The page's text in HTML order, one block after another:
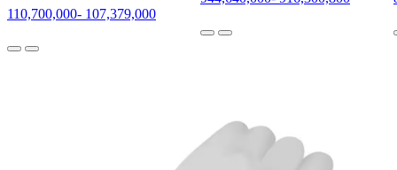
110,700,000- 107,379,000